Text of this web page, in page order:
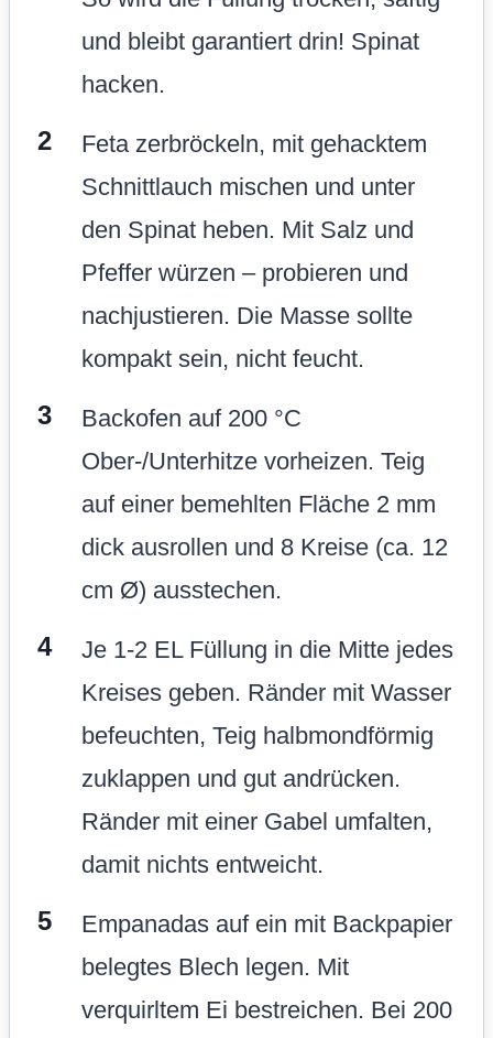
und bleibt garantiert drin! Spinat
hacken.
Feta zerbröckeln, mit gehacktem
Schnittlauch mischen und unter
den Spinat heben. Mit Salz und
Pfeffer würzen – probieren und
nachjustieren. Die Masse sollte
kompakt sein, nicht feucht.
Backofen auf 200 °C
Ober-/Unterhitze vorheizen. Teig
auf einer bemehlten Fläche 2 mm
dick ausrollen und 8 Kreise (ca. 12
cm Ø) ausstechen.
Je 1-2 EL Füllung in die Mitte jedes
Kreises geben. Ränder mit Wasser
befeuchten, Teig halbmondförmig
zuklappen und gut andrücken.
Ränder mit einer Gabel umfalten,
damit nichts entweicht.
Empanadas auf ein mit Backpapier
belegtes Blech legen. Mit
verquirltem Ei bestreichen. Bei 200